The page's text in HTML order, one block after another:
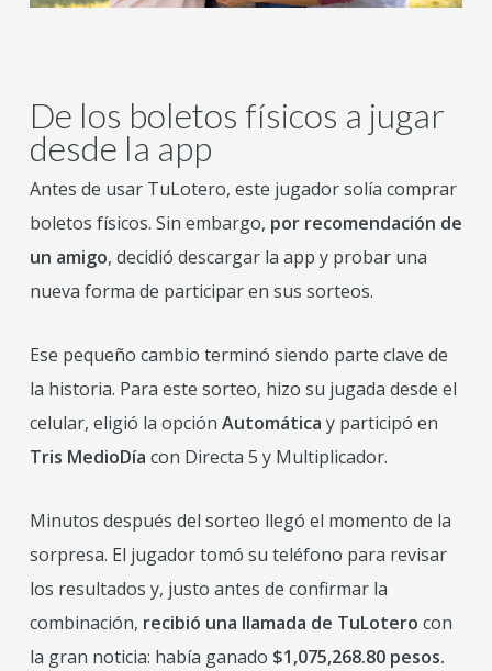
De los boletos físicos a jugar
desde la app
Antes de usar TuLotero, este jugador solía comprar
boletos físicos. Sin embargo, por recomendación de
un amigo, decidió descargar la app y probar una
nueva forma de participar en sus sorteos.
Ese pequeño cambio terminó siendo parte clave de
la historia. Para este sorteo, hizo su jugada desde el
celular, eligió la opción Automática y participó en
Tris MedioDía con Directa 5 y Multiplicador.
Minutos después del sorteo llegó el momento de la
sorpresa. El jugador tomó su teléfono para revisar
los resultados y, justo antes de confirmar la
combinación, recibió una llamada de TuLotero con
la gran noticia: había ganado $1,075,268.80 pesos.